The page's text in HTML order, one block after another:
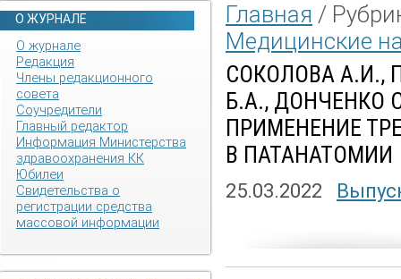
О ЖУРНАЛЕ
О журнале
Редакция
Члены редакционного
совета
Соучредители
Главный редактор
Информация Министерства
здравоохранения КК
Юбилеи
Свидетельства о
регистрации средства
массовой информации
Главная /
Медицинские
СОКОЛОВА А.И.,
Б.А., ДОНЧЕНКО
ПРИМЕНЕНИЕ
В ПАТАНАТОМИИ
25.03.2022